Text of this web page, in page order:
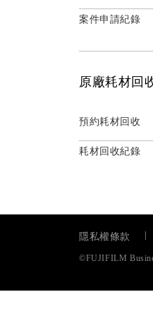
案件申請紀錄
原廠耗材回
預約耗材回收
耗材回收紀錄
隱私權條款
©FUJIFILM